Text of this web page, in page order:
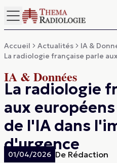
Accueil Actualités
IA &
La radiologie française parle
IA & Données
La radiologie
aux
de l'IA dans
d'urgence
01/04/2026 De Rédaction